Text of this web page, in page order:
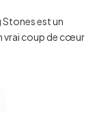
est un
vrai coup de cœur